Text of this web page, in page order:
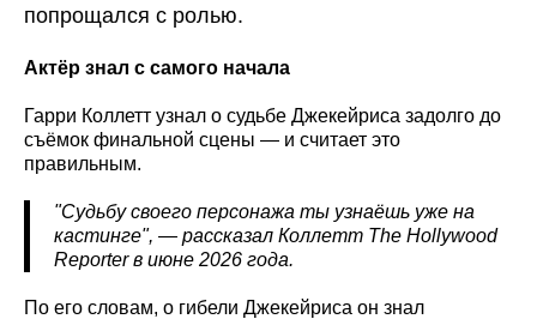
попрощался с ролью.
Актёр знал с самого начала
Гарри Коллетт узнал о судьбе Джекейриса задолго до
съёмок финальной сцены — и считает это
правильным.
"Судьбу своего персонажа ты узнаёшь уже на
кастинге", — рассказал Коллетт The Hollywood
Reporter в июне 2026 года.
По его словам, о гибели Джекейриса он знал